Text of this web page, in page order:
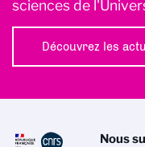
sciences de
Découvrez les
Nous